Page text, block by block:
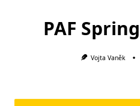
PAF
Vojta Vaněk